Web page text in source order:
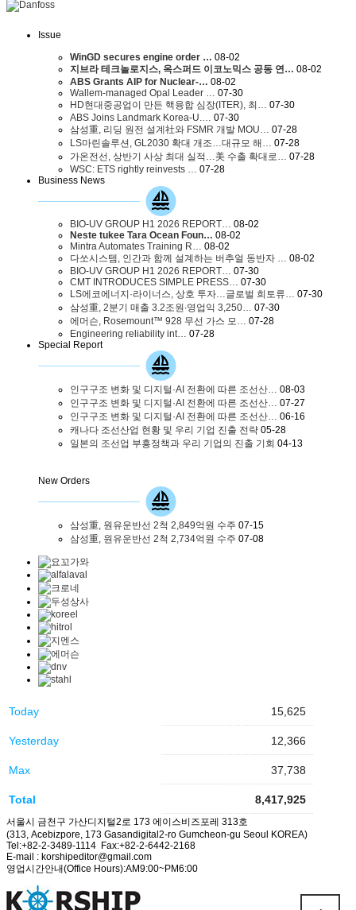
Issue
WinGD secures engine order … 08-02
지브라 테크놀로지스, 옥스퍼드 이코노믹스 공동 연… 08-02
ABS Grants AIP for Nuclear-… 08-02
Wallem-managed Opal Leader …
07-30
HD현대중공업이 만든 핵융합 심장(ITER), 최…
07-30
ABS Joins Landmark Korea-U.…
07-30
삼성重, 리딩 원전 설계社와 FSMR 개발 MOU…
07-28
LS마린솔루션, GL2030 확대 개조…대규모 해…
07-28
가온전선, 상반기 사상 최대 실적…美 수출 확대로…
07-28
WSC: ETS rightly reinvests …
07-28
Business News
BIO-UV GROUP H1 2026 REPORT…
08-02
Neste tukee Tara Ocean Foun… 08-02
Mintra Automates Training R…
08-02
다쏘시스템, 인간과 함께 설계하는 버추얼 동반자 …
08-02
BIO-UV GROUP H1 2026 REPORT…
07-30
CMT INTRODUCES SIMPLE PRESS…
07-30
LS에코에너지·라이너스, 상호 투자…글로벌 희토류…
07-30
삼성重, 2분기 매출 3.2조원∙영업익 3,250…
07-30
에머슨, Rosemount™ 928 무선 가스 모…
07-28
Engineering reliability int…
07-28
Special Report
인구구조 변화 및 디지털·AI 전환에 따른 조선산…
08-03
인구구조 변화 및 디지털·AI 전환에 따른 조선산…
07-27
인구구조 변화 및 디지털·AI 전환에 따른 조선산…
06-16
캐나다 조선산업 현황 및 우리 기업 진출 전략 05-28
일본의 조선업 부흥정책과 우리 기업의 진출 기회 04-13
New Orders
삼성重, 원유운반선 2척 2,849억원 수주 07-15
삼성重, 원유운반선 2척 2,734억원 수주 07-08
Today 15,625
Yesterday 12,366
Max 37,738
Total 8,417,925
서울시 금천구 가산디지털2로 173 에이스비즈포레 313호
(313, Acebizpore, 173 Gasandigital2-ro Gumcheon-gu Seoul KOREA)
Tel:+82-2-3489-1114 Fax:+82-2-6442-2168
E-mail : korshipeditor@gmail.com
영업시간안내(Office Hours):AM9:00~PM6:00